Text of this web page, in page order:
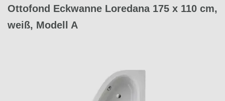
Ottofond Eckwanne Loredana 175 x 110 cm,
weiß, Modell A